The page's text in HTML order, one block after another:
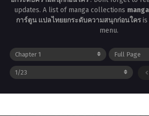
updates. A list of manga collections
การ์ตูน แปลไทยยกระดับความสนุกก่อนใครis
menu.